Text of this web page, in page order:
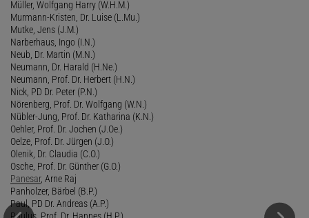
Müller, Wolfgang Harry (W.H.M.)
Murmann-Kristen, Dr. Luise (L.Mu.)
Mutke, Jens (J.M.)
Narberhaus, Ingo (I.N.)
Neub, Dr. Martin (M.N.)
Neumann, Dr. Harald (H.Ne.)
Neumann, Prof. Dr. Herbert (H.N.)
Nick, PD Dr. Peter (P.N.)
Nörenberg, Prof. Dr. Wolfgang (W.N.)
Nübler-Jung, Prof. Dr. Katharina (K.N.)
Oehler, Prof. Dr. Jochen (J.Oe.)
Oelze, Prof. Dr. Jürgen (J.O.)
Olenik, Dr. Claudia (C.O.)
Osche, Prof. Dr. Günther (G.O.)
Panesar, Arne Raj
Panholzer, Bärbel (B.P.)
Paul, PD Dr. Andreas (A.P.)